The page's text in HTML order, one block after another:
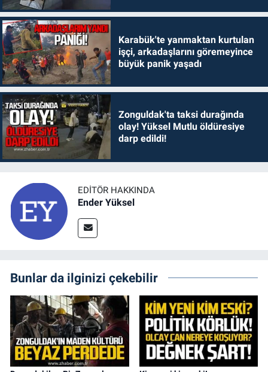
Karabük'te yanmaktan kurtulan
işçi, arkadaşlarını göremeyince
büyük panik yaşadı
Zonguldak'ta taksi durağında
olay! Yüksel Mutlu öldüresiye
darp edildi!
EDITÖR HAKKINDA
Ender Yüksel
Bunlar da ilginizi çekebilir